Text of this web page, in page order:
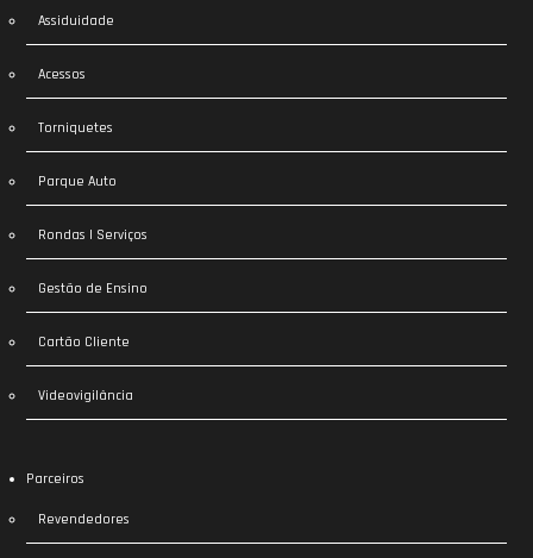
Assiduidade
Acessos
Torniquetes
Parque Auto
Rondas | Serviços
Gestão de Ensino
Cartão Cliente
Videovigilância
Parceiros
Revendedores